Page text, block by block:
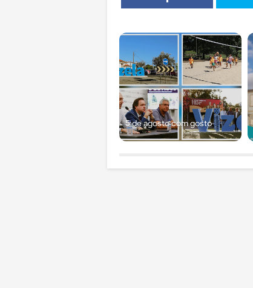
5 de agosto com gosto